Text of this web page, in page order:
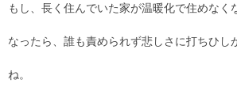
もし、長く住んでいた家が温暖化で住めなく
なったら、誰も責められず悲しさに打ちひし
ね。